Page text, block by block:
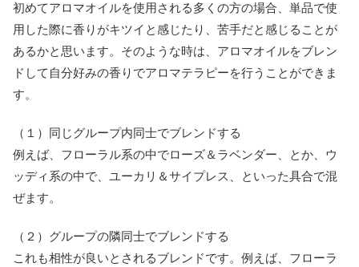
初めてアロマオイルを使用される多くの方の場合、単品で使
用した際に香りがキツイと感じたり、苦手だと感じることが
あるかと思います。そのような時は、アロマオイルをブレン
ドして自分好みの香りでアロマテラピーを行うことができま
す。
（１）同じグループ内同士でブレンドする
例えば、フローラル系の中でローズ＆ラベンダー、とか、ウ
ッディ系の中で、ユーカリ＆サイプレス、といった具合で混
ぜます。
（２）グループの隣同士でブレンドする
これも相性が良いとされるブレンドです。例えば、フローラ